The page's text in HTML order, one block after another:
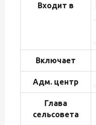
Входит в
Включает
Адм. центр
Глава
сельсовета